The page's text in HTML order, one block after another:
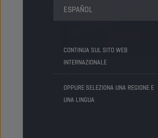
ESPAÑOL
CONTINUA SUL SITO WEB
INTERNAZIONALE
OPPURE SELEZIONA UNA REGIONE E
UNA LINGUA
0W-16 IL